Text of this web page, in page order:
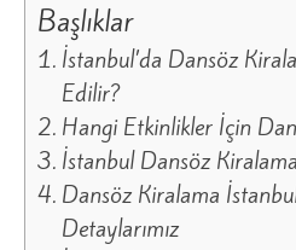
Başlıklar
İstanbul’da Dansöz
Edilir?
Hangi Etkinlikler İçin
İstanbul Dansöz
Dansöz Kiralama
Detaylarımız